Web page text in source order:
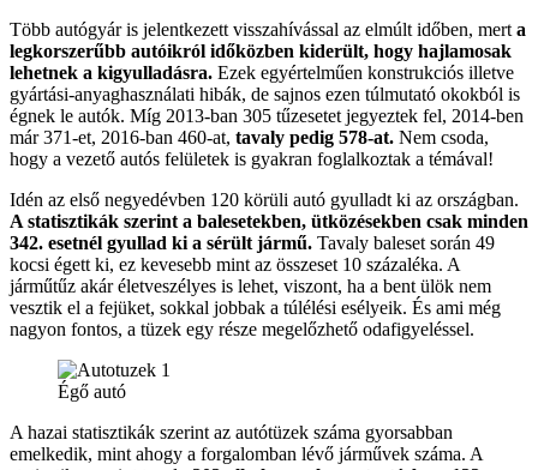
Több autógyár is jelentkezett visszahívással az elmúlt időben, mert a
legkorszerűbb autóikról időközben kiderült, hogy hajlamosak
lehetnek a kigyulladásra. Ezek egyértelműen konstrukciós illetve
gyártási-anyaghasználati hibák, de sajnos ezen túlmutató okokból is
égnek le autók. Míg 2013-ban 305 tűzesetet jegyeztek fel, 2014-ben
már 371-et, 2016-ban 460-at, tavaly pedig 578-at. Nem csoda,
hogy a vezető autós felületek is gyakran foglalkoztak a témával!
Idén az első negyedévben 120 körüli autó gyulladt ki az országban.
A statisztikák szerint a balesetekben, ütközésekben csak minden
342. esetnél gyullad ki a sérült jármű. Tavaly baleset során 49
kocsi égett ki, ez kevesebb mint az összeset 10 százaléka. A
járműtűz akár életveszélyes is lehet, viszont, ha a bent ülök nem
vesztik el a fejüket, sokkal jobbak a túlélési esélyeik. És ami még
nagyon fontos, a tüzek egy része megelőzhető odafigyeléssel.
Égő autó
A hazai statisztikák szerint az autótüzek száma gyorsabban
emelkedik, mint ahogy a forgalomban lévő járművek száma. A